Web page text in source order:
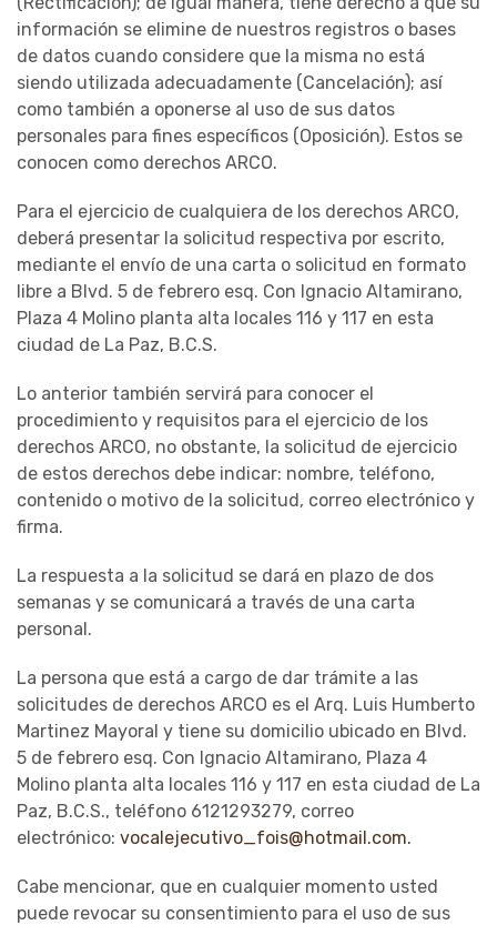
información se elimine de nuestros registros o bases
de datos cuando considere que la misma no está
siendo utilizada adecuadamente (Cancelación); así
como también a oponerse al uso de sus datos
personales para fines específicos (Oposición). Estos se
conocen como derechos ARCO.
Para el ejercicio de cualquiera de los derechos ARCO,
deberá presentar la solicitud respectiva por escrito,
mediante el envío de una carta o solicitud en formato
libre a Blvd. 5 de febrero esq. Con Ignacio Altamirano,
Plaza 4 Molino planta alta locales 116 y 117 en esta
ciudad de La Paz, B.C.S.
Lo anterior también servirá para conocer el
procedimiento y requisitos para el ejercicio de los
derechos ARCO, no obstante, la solicitud de ejercicio
de estos derechos debe indicar: nombre, teléfono,
contenido o motivo de la solicitud, correo electrónico y
firma.
La respuesta a la solicitud se dará en plazo de dos
semanas y se comunicará a través de una carta
personal.
La persona que está a cargo de dar trámite a las
solicitudes de derechos ARCO es el Arq. Luis Humberto
Martinez Mayoral y tiene su domicilio ubicado en Blvd.
5 de febrero esq. Con Ignacio Altamirano, Plaza 4
Molino planta alta locales 116 y 117 en esta ciudad de La
Paz, B.C.S., teléfono 6121293279, correo
electrónico: vocalejecutivo_fois@hotmail.com.
Cabe mencionar, que en cualquier momento usted
puede revocar su consentimiento para el uso de sus